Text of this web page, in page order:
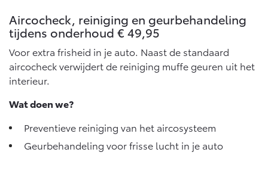
Vanaf € 39.995,- Vanaf € 48.995,-
Mirai
ELEKTRISCH
Aircocheck, reiniging en geurbehandeling
tijdens onderhoud € 49,95
Voor extra frisheid in je auto. Naast de standaard
aircocheck verwijdert de reiniging muffe geuren uit het
interieur.
Wat doen we?
Preventieve reiniging van het aircosysteem
Geurbehandeling voor frisse lucht in je auto